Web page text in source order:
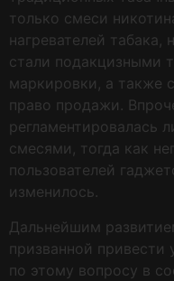
только смеси
нагревателей
стали подакцизными
маркировки, а также
право продажи.
регламентировалась
смесями, тогда как
пользователей
изменилось.
Дальнейшим
призванной привести
по этому вопросу в